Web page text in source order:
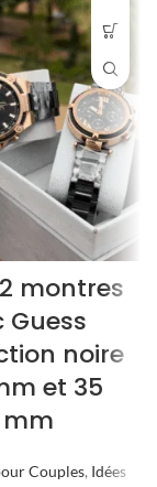
50 m
Dateur
montres
Guess
noire
et 35
mm
Couples, Idées